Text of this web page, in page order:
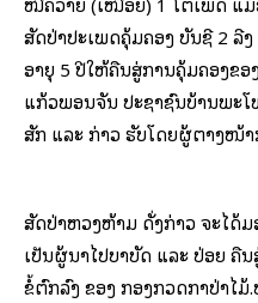
ສັດປ່າປະເພດຄຸ້ມຄອງ ບັນຊີ 2 ລີ
ອາຍຸ 5 ປີໃຫ້ຄືນສູ່ການຄຸ້ມຄອງຂ
ແກ້ວພອນຈັນ ປະຊາຊົນບ້ານພະ
ສັກ ແລະ ກ່າວ ຮັບໂດຍຜູ້ຕາງໜ້າ
ສັດປ່າຫວງຫ້າມ ດັ່ງກ່າວ ຈະໄດ້
ເປັນຜູ້ນຳໄປບໍາບັດ ແລະ ປ່ອຍ ຄື
ຂໍ້ຕົກລົງ ຂອງ ກອງກວດກາປ່າໄ